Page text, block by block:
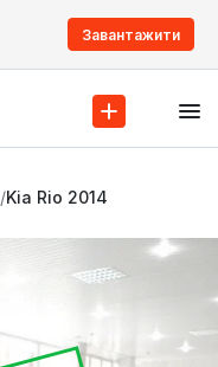
Завантажити
/Kia Rio 2014